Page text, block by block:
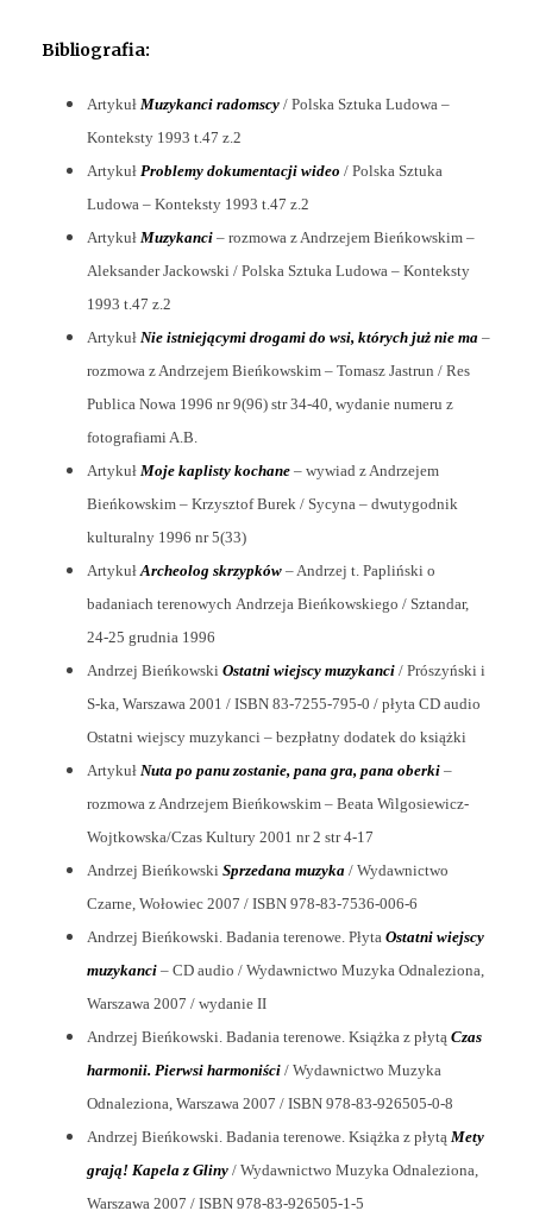
Bibliografia:
Artykuł Muzykanci radomscy/ Polska Sztuka Ludowa –
Konteksty 1993 t.47 z.2
Artykuł Problemy dokumentacji wideo / Polska Sztuka
Ludowa – Konteksty 1993 t.47 z.2
Artykuł Muzykanci– rozmowa z Andrzejem Bieńkowskim –
Aleksander Jackowski / Polska Sztuka Ludowa – Konteksty
1993 t.47 z.2
Artykuł Nie istniejącymi drogami do wsi, których już nie ma–
rozmowa z Andrzejem Bieńkowskim – Tomasz Jastrun / Res
Publica Nowa 1996 nr 9(96) str 34-40, wydanie numeru z
fotografiami A.B.
Artykuł Moje kaplisty kochane– wywiad z Andrzejem
Bieńkowskim – Krzysztof Burek / Sycyna – dwutygodnik
kulturalny 1996 nr 5(33)
ArtykułArcheolog skrzypków– Andrzej t. Papliński o
badaniach terenowych Andrzeja Bieńkowskiego / Sztandar,
24-25 grudnia 1996
Andrzej Bieńkowski Ostatni wiejscy muzykanci/ Prószyński i
S-ka, Warszawa 2001 / ISBN 83-7255-795-0 / płyta CD audio
Ostatni wiejscy muzykanci – bezpłatny dodatek do książki
Artykuł Nuta po panu zostanie, pana gra, pana oberki–
rozmowa z Andrzejem Bieńkowskim – Beata Wilgosiewicz-
Wojtkowska/Czas Kultury 2001 nr 2 str 4-17
Andrzej Bieńkowski Sprzedana muzyka/ Wydawnictwo
Czarne, Wołowiec 2007 / ISBN 978-83-7536-006-6
Andrzej Bieńkowski. Badania terenowe. Płyta Ostatni wiejscy
muzykanci– CD audio / Wydawnictwo Muzyka Odnaleziona,
Warszawa 2007 / wydanie II
Andrzej Bieńkowski. Badania terenowe. Książka z płytą Czas
harmonii. Pierwsi harmoniści/ Wydawnictwo Muzyka
Odnaleziona, Warszawa 2007 / ISBN 978-83-926505-0-8
Andrzej Bieńkowski. Badania terenowe. Książka z płytą Mety
grają! Kapela z Gliny/ Wydawnictwo Muzyka Odnaleziona,
Warszawa 2007 / ISBN 978-83-926505-1-5